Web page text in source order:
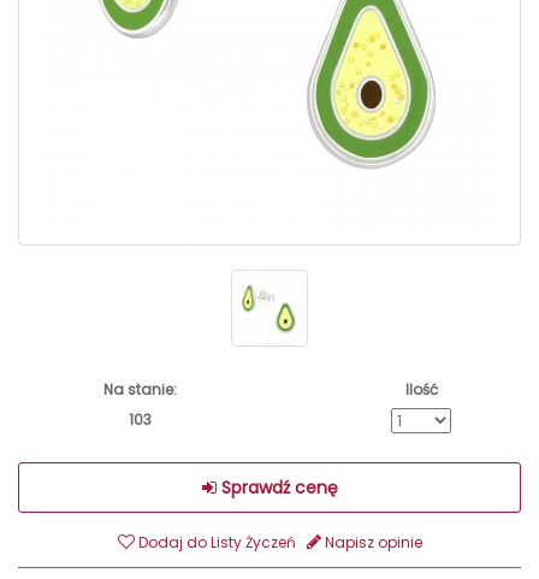
Na stanie:
103
Ilość
Sprawdź cenę
Dodaj do Listy Życzeń Napisz opinie